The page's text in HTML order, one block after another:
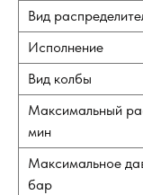
Вид
Исполнение
Вид колбы
Максимальный
мин
Максимальное
бар